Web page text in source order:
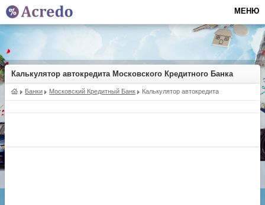
Калькулятор автокредита Московского Кредитного Банка
Банки Московский Кредитный Банк Калькулятор автокредита
МЕНЮ